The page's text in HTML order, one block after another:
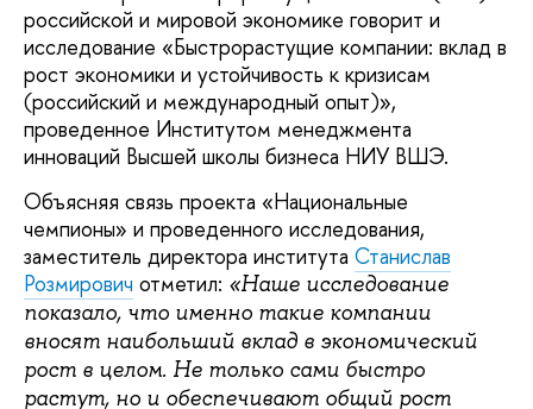
российской и мировой экономике говорит и
исследование «Быстрорастущие компании: вклад в
рост экономики и устойчивость к кризисам
(российский и международный опыт)»,
проведенное Институтом менеджмента
инноваций Высшей школы бизнеса НИУ ВШЭ.
Объясняя связь проекта «Национальные
чемпионы» и проведенного исследования,
заместитель директора института Станислав
Розмирович отметил: «Наше исследование
показало, что именно такие компании
вносят наибольший вклад в экономический
рост в целом. Не только сами быстро
растут, но и обеспечивают общий рост